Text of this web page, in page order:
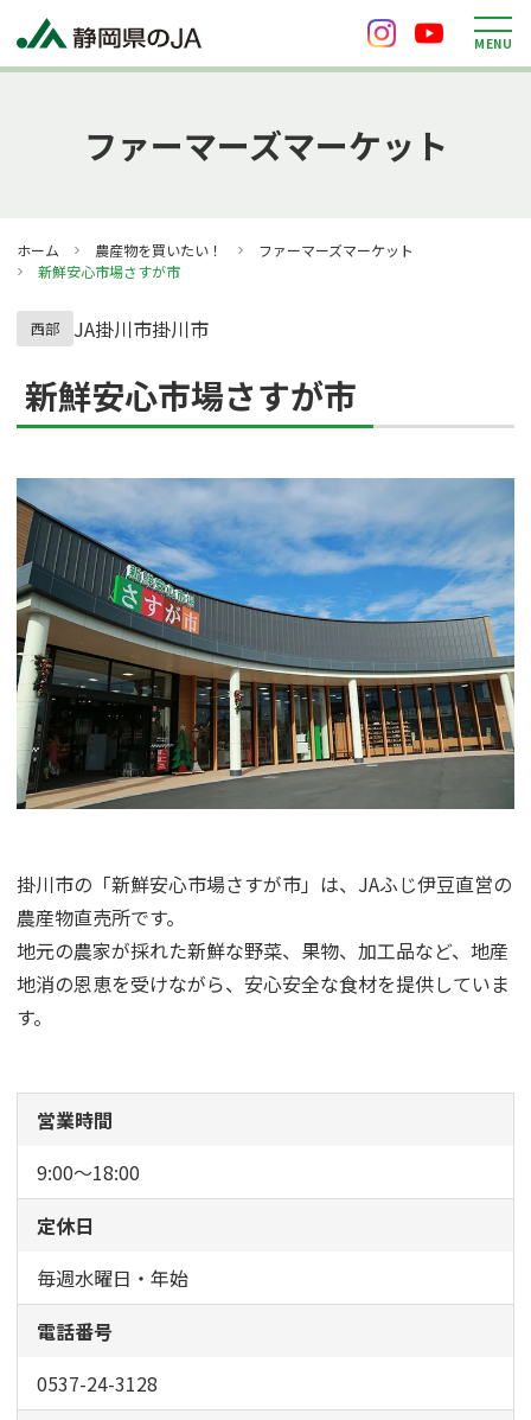
M ENU
ファーマーズマーケット
ホーム 農産物を買いたい！
ファーマーズマーケット
新鮮安心市場さすが市
西部 JA掛川市掛川市
新鮮安心市場さすが市
掛川市の「新鮮安心市場さすが市」は、JAふじ伊豆直営の
農産物直売所です。
地元の農家が採れた新鮮な野菜、果物、加工品など、地産
地消の恩恵を受けながら、安心安全な食材を提供していま
す。
営業時間
9:00～18:00
定休日
毎週水曜日・年始
電話番号
0537-24-3128